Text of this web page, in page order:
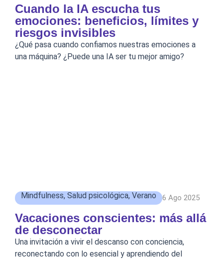
Cuando la IA escucha tus
emociones: beneficios, límites y
riesgos invisibles
¿Qué pasa cuando confiamos nuestras emociones a
una máquina? ¿Puede una IA ser tu mejor amigo?
Mindfulness, Salud psicológica, Verano 6 Ago 2025
Vacaciones conscientes: más allá
de desconectar
Una invitación a vivir el descanso con conciencia,
reconectando con lo esencial y aprendiendo del